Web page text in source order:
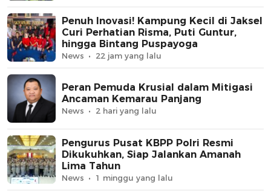
Penuh Inovasi! Kampung Kecil di Jaksel
Curi Perhatian Risma, Puti Guntur,
hingga Bintang Puspayoga
News 22 jam yang lalu
Peran Pemuda Krusial dalam Mitigasi
Ancaman Kemarau Panjang
News 2 hari yang lalu
Pengurus Pusat KBPP Polri Resmi
Dikukuhkan, Siap Jalankan Amanah
Lima Tahun
News 1 minggu yang lalu